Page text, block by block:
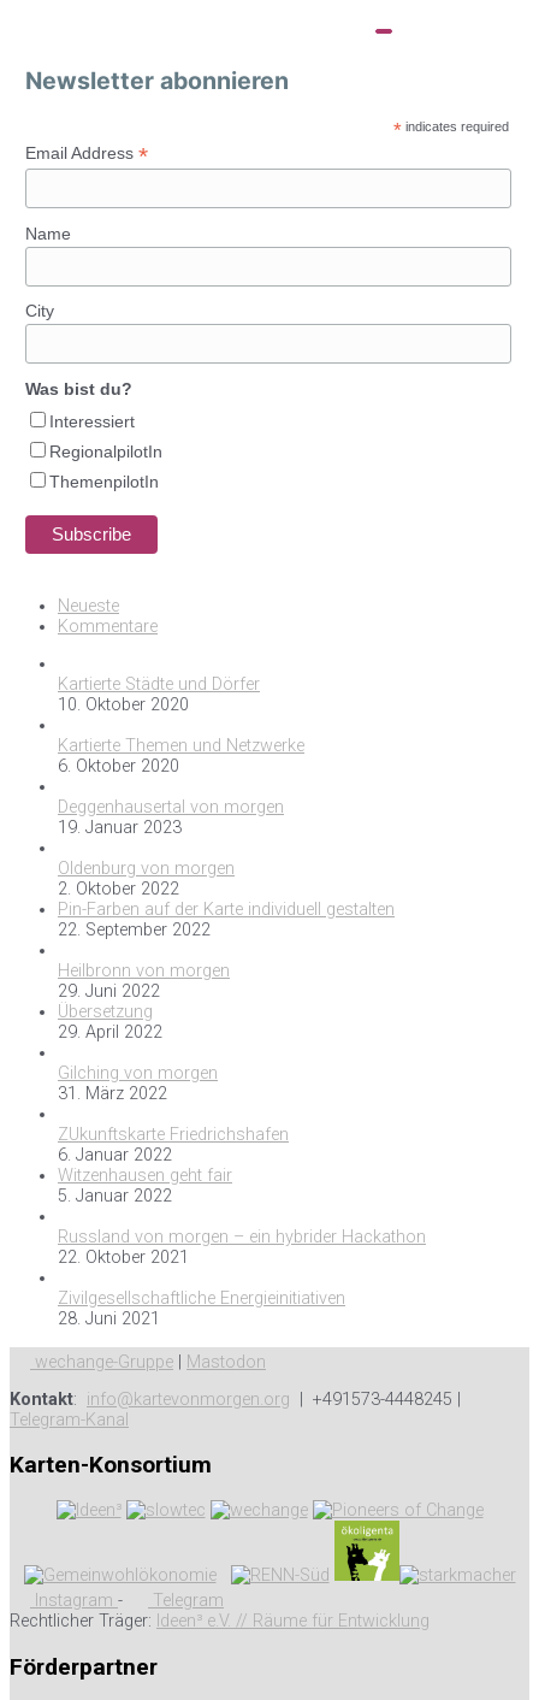
Newsletter abonnieren
* indicates required
Email Address *
Name
City
Was bist du?
Interessiert
RegionalpilotIn
ThemenpilotIn
Neueste
Kommentare
Kartierte Städte und Dörfer
10. Oktober 2020
Kartierte Themen und Netzwerke
6. Oktober 2020
Deggenhausertal von morgen
19. Januar 2023
Oldenburg von morgen
2. Oktober 2022
Pin-Farben auf der Karte individuell gestalten
22. September 2022
Heilbronn von morgen
29. Juni 2022
Übersetzung
29. April 2022
Gilching von morgen
31. März 2022
ZUkunftskarte Friedrichshafen
6. Januar 2022
Witzenhausen geht fair
5. Januar 2022
Russland von morgen – ein hybrider Hackathon
22. Oktober 2021
Zivilgesellschaftliche Energieinitiativen
28. Juni 2021
wechange-Gruppe
Mastodon
Kontakt: info@kartevonmorgen.org | +491573-4448245 |
Telegram-Kanal
Karten-Konsortium
Instagram -
Telegram
Rechtlicher Träger: Ideen³ e.V. // Räume für Entwicklung
Förderpartner